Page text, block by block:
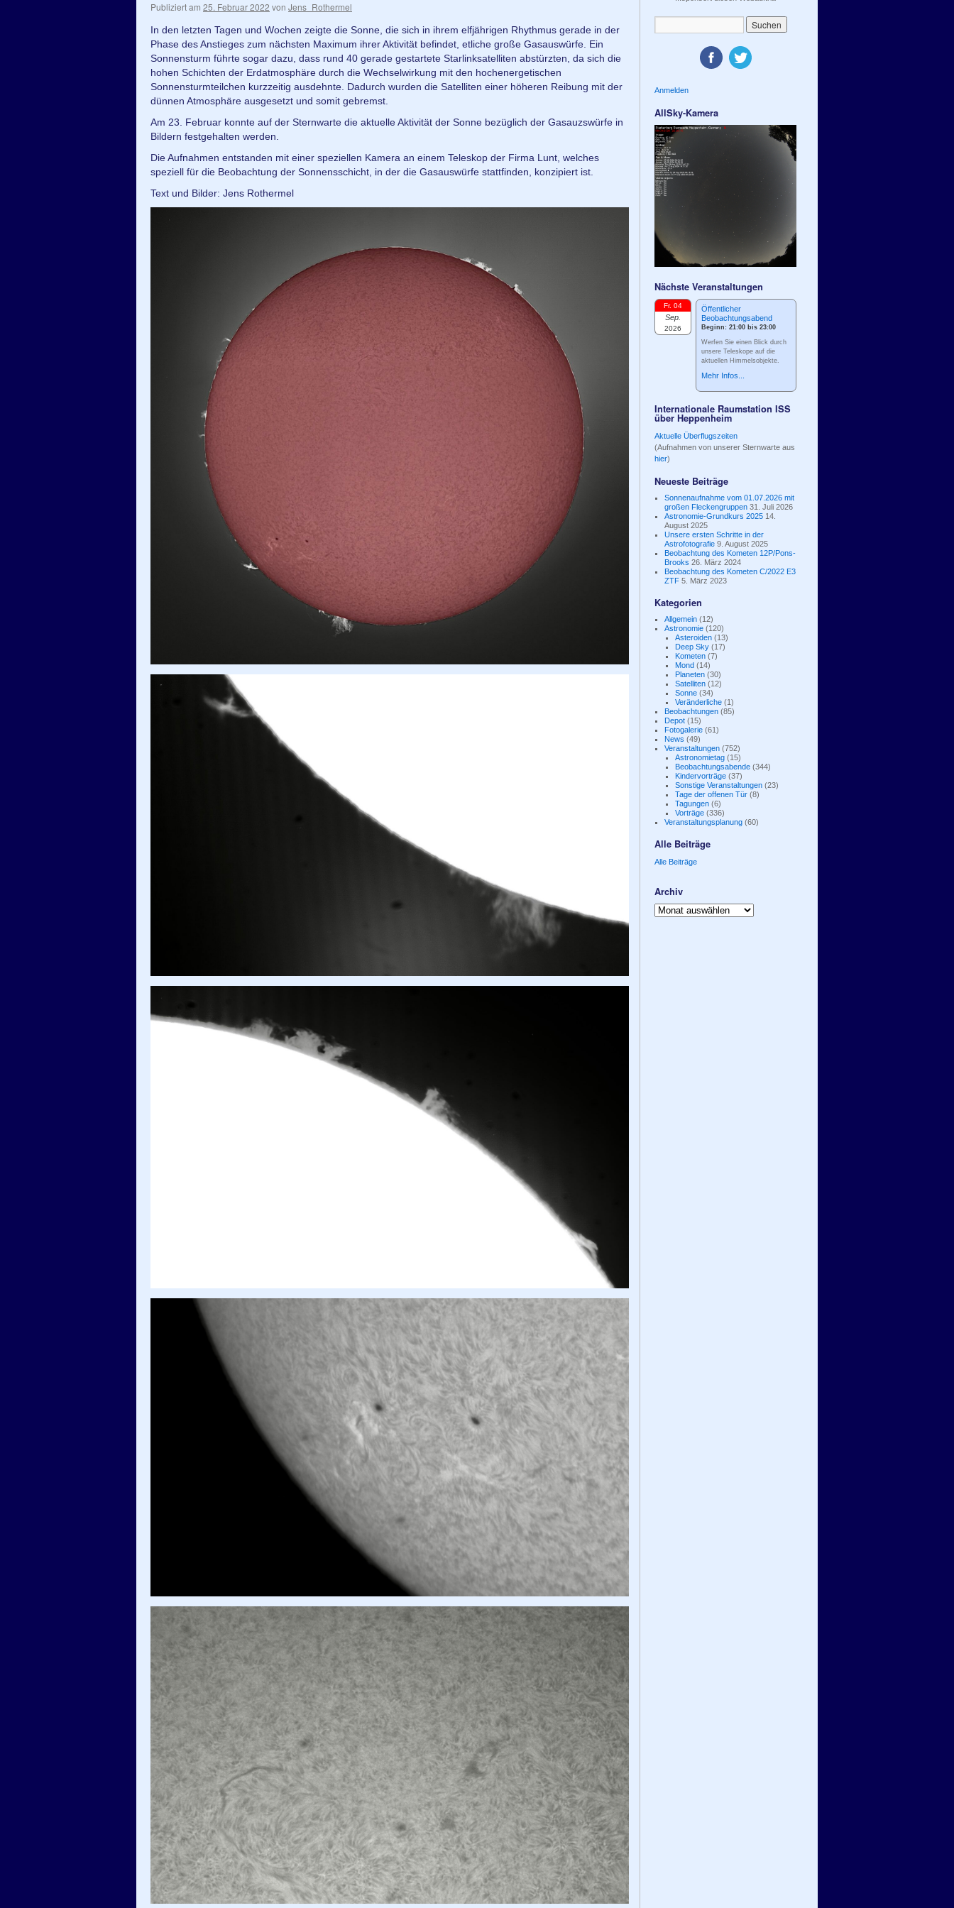
Publiziert am 25. Februar 2022 von Jens_Rothermel
In den letzten Tagen und Wochen zeigte die Sonne, die sich in ihrem elfjährigen Rhythmus gerade in der
Phase des Anstieges zum nächsten Maximum ihrer Aktivität befindet, etliche große Gasauswürfe. Ein
Sonnensturm führte sogar dazu, dass rund 40 gerade gestartete Starlinksatelliten abstürzten, da sich die
hohen Schichten der Erdatmosphäre durch die Wechselwirkung mit den hochenergetischen
Sonnensturmteilchen kurzzeitig ausdehnte. Dadurch wurden die Satelliten einer höheren Reibung mit der
dünnen Atmosphäre ausgesetzt und somit gebremst.
Am 23. Februar konnte auf der Sternwarte die aktuelle Aktivität der Sonne bezüglich der Gasauzswürfe in
Bildern festgehalten werden.
Die Aufnahmen entstanden mit einer speziellen Kamera an einem Teleskop der Firma Lunt, welches
speziell für die Beobachtung der Sonnensschicht, in der die Gasauswürfe stattfinden, konzipiert ist.
Text und Bilder: Jens Rothermel
Anmelden
AllSky-Kamera
Nächste Veranstaltungen
Fr. 04
Sep.
2026
Öffentlicher
Beobachtungsabend
Beginn: 21:00 bis 23:00
Werfen Sie einen Blick durch
unsere Teleskope auf die
aktuellen Himmelsobjekte.
Mehr Infos...
Internationale Raumstation ISS
über Heppenheim
Aktuelle Überflugszeiten
(Aufnahmen von unserer Sternwarte aus
hier)
Neueste Beiträge
Sonnenaufnahme vom 01.07.2026 mit
großen Fleckengruppen 31. Juli 2026
Astronomie-Grundkurs 2025 14.
August 2025
Unsere ersten Schritte in der
Astrofotografie 9. August 2025
Beobachtung des Kometen 12P/Pons-
Brooks 26. März 2024
Beobachtung des Kometen C/2022 E3
ZTF 5. März 2023
Kategorien
Allgemein (12)
Astronomie (120)
Asteroiden(13)
Deep Sky(17)
Kometen(7)
Mond(14)
Planeten(30)
Satelliten(12)
Sonne(34)
Veränderliche(1)
Beobachtungen (85)
Depot (15)
Fotogalerie (61)
News (49)
Veranstaltungen (752)
Astronomietag(15)
Beobachtungsabende(344)
Kindervorträge(37)
Sonstige Veranstaltungen(23)
Tage der offenen Tür(8)
Tagungen(6)
Vorträge(336)
Veranstaltungsplanung (60)
Alle Beiträge
Alle Beiträge
Archiv
Archiv